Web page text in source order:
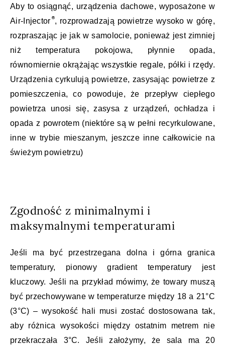
Aby to osiągnąć, urządzenia dachowe, wyposażone w
Air-Injector , rozprowadzają powietrze wysoko w górę,
rozpraszając je jak w samolocie, ponieważ jest zimniej
niż temperatura pokojowa, płynnie opada,
równomiernie okrążając wszystkie regale, półki i rzędy.
Urządzenia cyrkulują powietrze, zasysając powietrze z
pomieszczenia, co powoduje, że przepływ ciepłego
powietrza unosi się, zasysa z urządzeń, ochładza i
opada z powrotem (niektóre są w pełni recyrkulowane,
inne w trybie mieszanym, jeszcze inne całkowicie na
świeżym powietrzu)
Zgodność z minimalnymi i
maksymalnymi temperaturami
Jeśli ma być przestrzegana dolna i górna granica
temperatury, pionowy gradient temperatury jest
kluczowy. Jeśli na przykład mówimy, że towary muszą
być przechowywane w temperaturze między 18 a 21°C
(3°C) – wysokość hali musi zostać dostosowana tak,
aby różnica wysokości między ostatnim metrem nie
przekraczała 3°C. Jeśli założymy, że sala ma 20